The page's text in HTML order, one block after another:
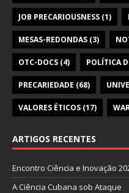
JOB PRECARIOUSNESS (1)
MESAS-REDONDAS (3)
OTC-DOCS (4) POLÍTICA
PRECARIEDADE (68)
VALORES ÉTICOS (17)
ARTIGOS RECENTES
Encontro Ciência e Inovação
A Ciência Cubana sob Ataque